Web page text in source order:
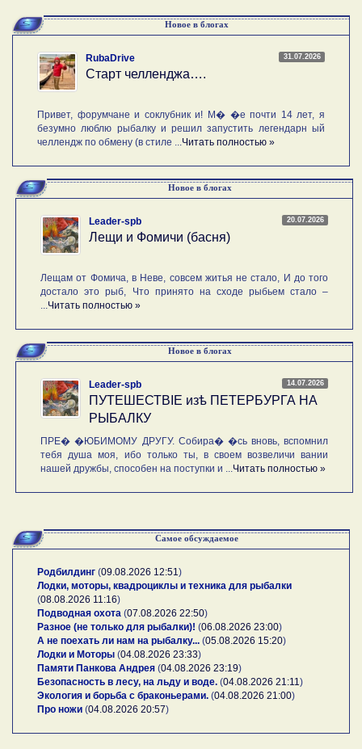
Новое в блогах
31.07.2026
RubaDrive
Старт челленджа….
Привет, форумчане и соклубник и! М� �е почти 14 лет, я
безумно люблю рыбалку и решил запустить легендарн ый
челлендж по обмену (в стиле ...Читать полностью »
Новое в блогах
20.07.2026
Leader-spb
Лещи и Фомичи (басня)
Лещам от Фомича, в Неве, совсем житья не стало, И до того
достало это рыб, Что принято на сходе рыбьем стало –
...Читать полностью »
Новое в блогах
14.07.2026
Leader-spb
ПУТЕШЕСТВIE изѣ ПЕТЕРБУРГА НА
РЫБАЛКУ
ПРЕ� �ЮБИМОМУ ДРУГУ. Собира� �сь вновь, вспомнил
тебя душа моя, ибо только ты, в своем возвеличи вании
нашей дружбы, способен на поступки и ...Читать полностью »
Самое обсуждаемое
Родбилдинг (09.08.2026 12:51)
Лодки, моторы, квадроциклы и техника для рыбалки
(08.08.2026 11:16)
Подводная охота (07.08.2026 22:50)
Разное (не только для рыбалки)! (06.08.2026 23:00)
А не поехать ли нам на рыбалку... (05.08.2026 15:20)
Лодки и Моторы (04.08.2026 23:33)
Памяти Панкова Андрея (04.08.2026 23:19)
Безопасность в лесу, на льду и воде. (04.08.2026 21:11)
Экология и борьба с браконьерами. (04.08.2026 21:00)
Про ножи (04.08.2026 20:57)